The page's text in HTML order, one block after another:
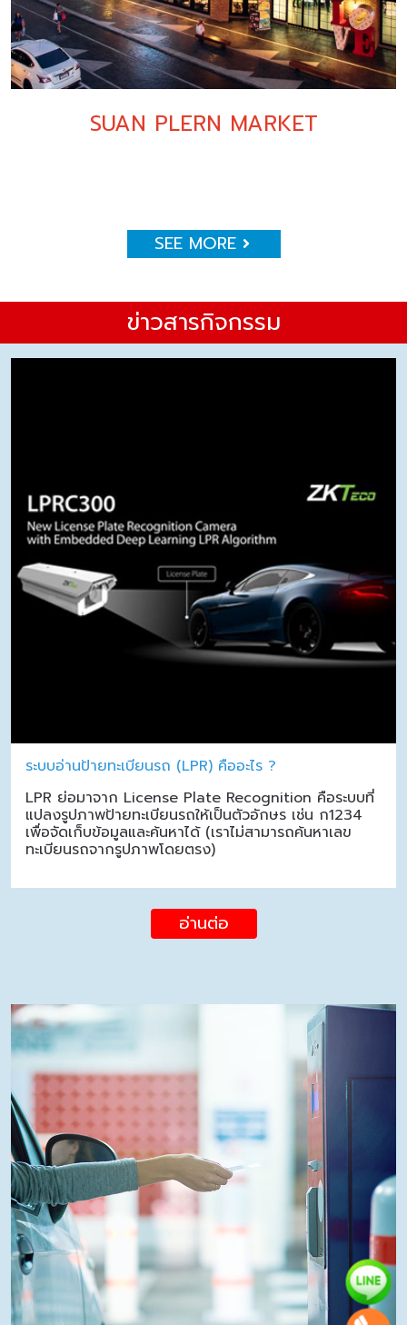
SUAN PLERN MARKET
SEE MORE
ข่าวสารกิจกรรม
ระบบอ่านป้ายทะเบียนรถ (LPR) คืออะไร ?
LPR ย่อมาจาก License Plate Recognition คือระบบที่
แปลงรูปภาพป้ายทะเบียนรถให้เป็นตัวอักษร เช่น ก1234
เพื่อจัดเก็บข้อมูลและค้นหาได้ (เราไม่สามารถค้นหาเลข
ทะเบียนรถจากรูปภาพโดยตรง)
อ่านต่อ